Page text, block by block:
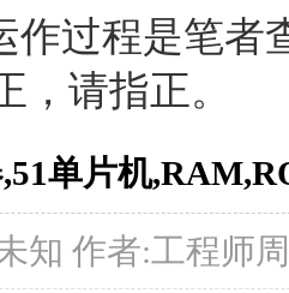
作过程是笔者
，请指正。
单片机
知 作者:工程师